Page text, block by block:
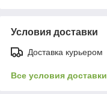
Условия доставки
Доставка курьером
Все условия доставки